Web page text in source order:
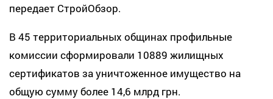
передает СтройОбзор.
В 45 территориальных общинах профильные
комиссии сформировали 10889 жилищных
сертификатов за уничтоженное имущество на
общую сумму более 14,6 млрд грн.